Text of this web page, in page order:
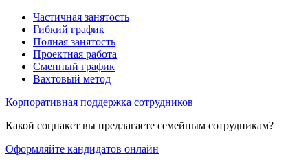
Частичная занятость
Гибкий график
Полная занятость
Проектная работа
Сменный график
Вахтовый метод
Корпоративная поддержка сотрудников
Какой соцпакет вы предлагаете семейным сотрудникам?
Оформляйте кандидатов онлайн